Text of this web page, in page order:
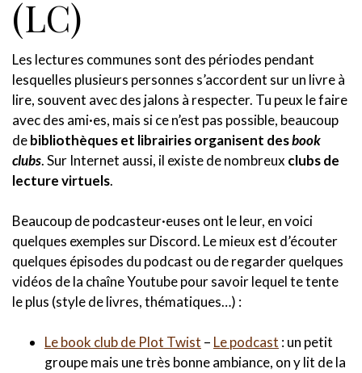
(LC)
Les lectures communes sont des périodes pendant
lesquelles plusieurs personnes s’accordent sur un livre à
lire, souvent avec des jalons à respecter. Tu peux le faire
avec des ami·es, mais si ce n’est pas possible, beaucoup
debibliothèques et librairies organisent desbook
clubs. Sur Internet aussi, il existe de nombreux clubs de
lecture virtuels.
Beaucoup de podcasteur·euses ont le leur, en voici
quelques exemples sur Discord. Le mieux est d’écouter
quelques épisodes du podcast ou de regarder quelques
vidéos de la chaîne Youtube pour savoir lequel te tente
le plus (style de livres, thématiques…) :
Le book club de Plot Twist – Le podcast : un petit
groupe mais une très bonne ambiance, on y lit de la